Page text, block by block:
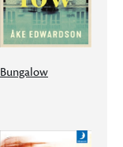
Bungalow